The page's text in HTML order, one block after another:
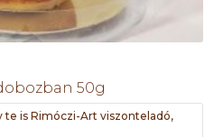
50g
is Rimóczi-Art viszonteladó,